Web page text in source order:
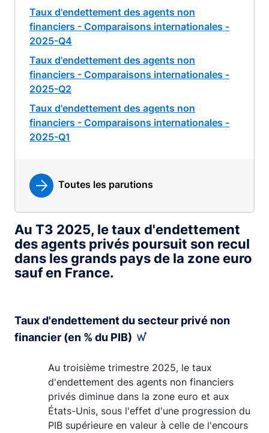
Taux d'endettement des agents non
financiers - Comparaisons internationales -
2025-Q4
Taux d'endettement des agents non
financiers - Comparaisons internationales -
2025-Q2
Taux d'endettement des agents non
financiers - Comparaisons internationales -
2025-Q1
Toutes les parutions
Au T3 2025, le taux d'endettement
des agents privés poursuit son recul
dans les grands pays de la zone euro
sauf en France.
Taux d'endettement du secteur privé non
financier (en % du PIB)
Au troisième trimestre 2025, le taux
d'endettement des agents non financiers
privés diminue dans la zone euro et aux
États-Unis, sous l'effet d'une progression du
PIB supérieure en valeur à celle de l'encours